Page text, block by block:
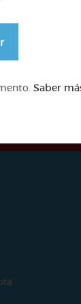
de la
Saber